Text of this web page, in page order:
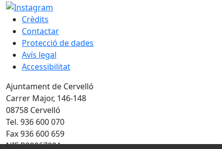
Crèdits
Contactar
Protecció de dades
Avís legal
Accessibilitat
Ajuntament de Cervelló
Carrer Major, 146-148
08758 Cervelló
Tel. 936 600 070
Fax 936 600 659
NIF P0806700A